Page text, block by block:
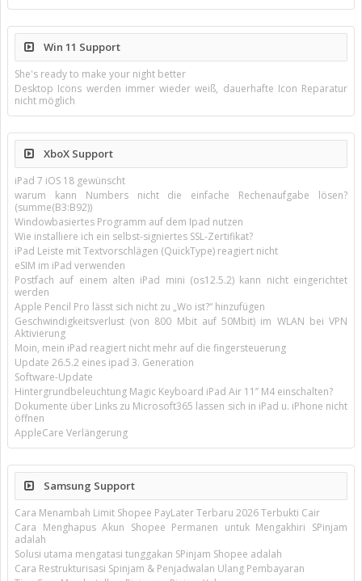
Win 11 Support
She's ready to make your night better
Desktop Icons werden immer wieder weiß, dauerhafte Icon Reparatur
nicht möglich
XboX Support
iPad 7 iOS 18 gewünscht
warum kann Numbers nicht die einfache Rechenaufgabe lösen?
(summe(B3:B92))
Windowbasiertes Programm auf dem Ipad nutzen
Wie installiere ich ein selbst-signiertes SSL-Zertifikat?
iPad Leiste mit Textvorschlägen (QuickType) reagiert nicht
eSIM im iPad verwenden
Postfach auf einem alten iPad mini (os12.5.2) kann nicht eingerichtet
werden
Apple Pencil Pro lässt sich nicht zu „Wo ist?“ hinzufügen
Geschwindigkeitsverlust (von 800 Mbit auf 50Mbit) im WLAN bei VPN
Aktivierung
Moin, mein iPad reagiert nicht mehr auf die fingersteuerung
Update 26.5.2 eines ipad 3. Generation
Software-Update
Hintergrundbeleuchtung Magic Keyboard iPad Air 11’’ M4 einschalten?
Dokumente über Links zu Microsoft365 lassen sich in iPad u. iPhone nicht
öffnen
AppleCare Verlängerung
Samsung Support
Cara Menambah Limit Shopee PayLater Terbaru 2026 Terbukti Cair
Cara Menghapus Akun Shopee Permanen untuk Mengakhiri SPinjam
adalah
Solusi utama mengatasi tunggakan SPinjam Shopee adalah
Cara Restrukturisasi Spinjam & Penjadwalan Ulang Pembayaran